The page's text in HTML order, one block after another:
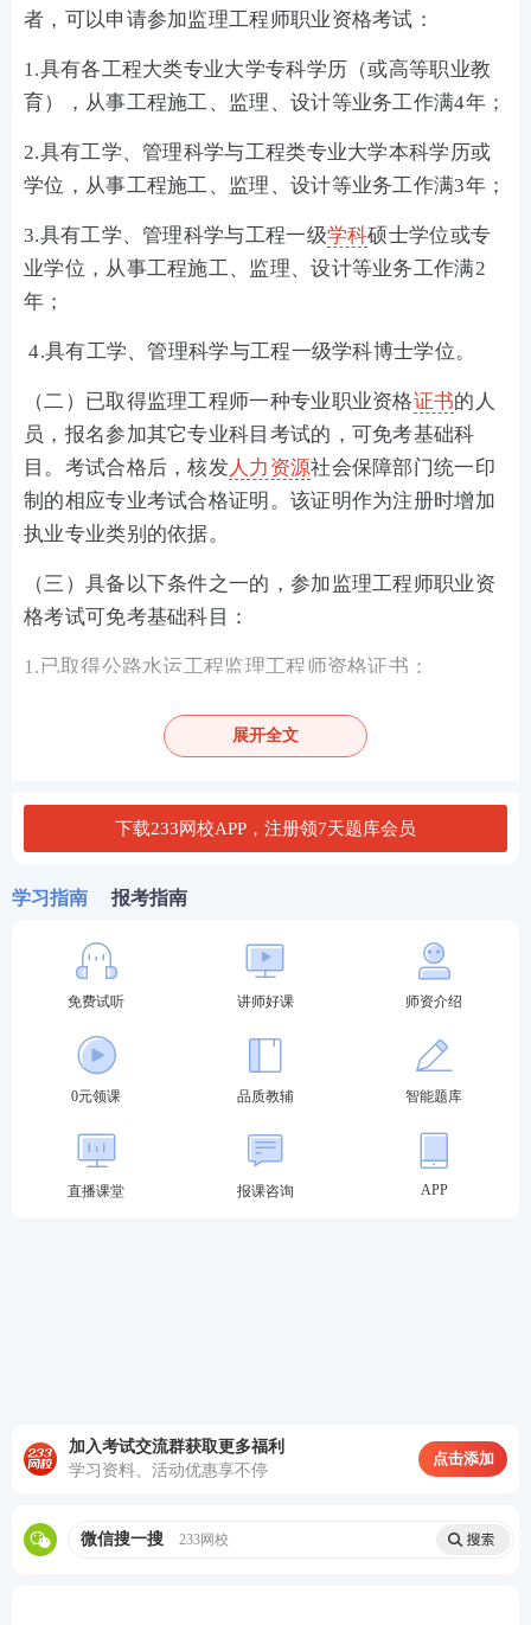
者，可以申请参加监理工程师职业资格考试：
1.具有各工程大类专业大学专科学历（或高等职业教
育），从事工程施工、监理、设计等业务工作满4年；
2.具有工学、管理科学与工程类专业大学本科学历或
学位，从事工程施工、监理、设计等业务工作满3年；
3.具有工学、管理科学与工程一级学科硕士学位或专
业学位，从事工程施工、监理、设计等业务工作满2
年；
4.具有工学、管理科学与工程一级学科博士学位。
（二）已取得监理工程师一种专业职业资格证书的人
员，报名参加其它专业科目考试的，可免考基础科
目。考试合格后，核发人力资源社会保障部门统一印
制的相应专业考试合格证明。该证明作为注册时增加
执业专业类别的依据。
（三）具备以下条件之一的，参加监理工程师职业资
格考试可免考基础科目：
1.已取得公路水运工程监理工程师资格证书；
2.已取得水利工程建设监理工程师资格证书。
事考试网（link.233.com/28357）报考条件栏目。
监理工程师职业资格考试(土木建筑工程)专业对照表.d
ocx
表.docx
监理工程师职业资格考试(水利工程)专业对照表.do
↓是否满足报考条件，欢迎咨询监理Ai报考小助手↓
平台（http://link.233.com/25849），按规定程序报
名。
（一）报名时间
展开全文
下载233网校APP，注册领7天题库会员
学习指南 报考指南
免费试听 讲师好课 师资介绍
0元领课 品质教辅 智能题库
直播课堂 报课咨询 APP
加入考试交流群获取更多福利
学习资料、活动优惠享不停
点击添加
微信搜一搜 233网校